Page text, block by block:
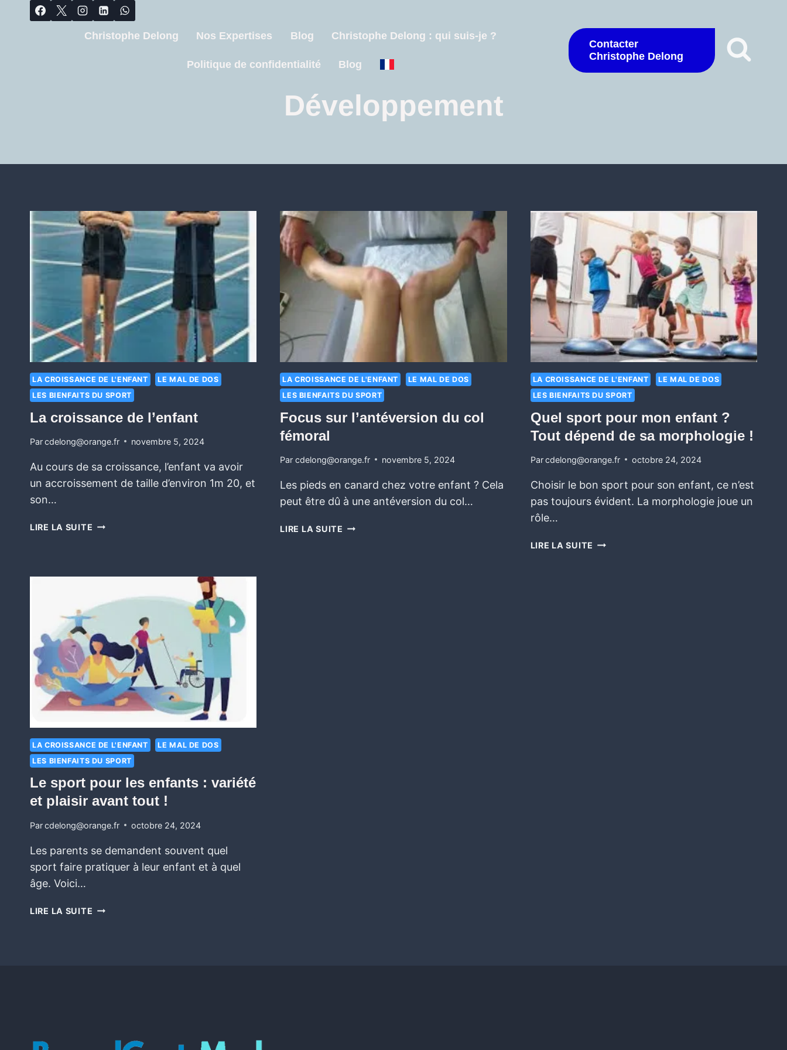
Christophe Delong Nos Expertises Blog Christophe Delong : qui suis-je ?
Politique de confidentialité Blog
Contacter
Christophe Delong
Développement
LA CROISSANCE DE L'ENFANT
LE MAL DE DOS
LES BIENFAITS DU SPORT
La croissance de l’enfant
Parcdelong@orange.fr novembre 5, 2024
Au cours de sa croissance, l’enfant va avoir
un accroissement de taille d’environ 1m 20, et
son…
LIRE LA SUITE
LA CROISSANCE DE L'ENFANT
LE MAL DE DOS
LES BIENFAITS DU SPORT
Focus sur l’antéversion du col
fémoral
Par cdelong@orange.fr novembre 5, 2024
Les pieds en canard chez votre enfant ? Cela
peut être dû à une antéversion du col…
LIRE LA SUITE
LA CROISSANCE DE L'ENFANT
LE MAL DE DOS
LES BIENFAITS DU SPORT
Quel sport pour mon enfant ?
Tout dépend de sa morphologie !
Parcdelong@orange.fr octobre 24, 2024
Choisir le bon sport pour son enfant, ce n’est
pas toujours évident. La morphologie joue un
rôle…
LIRE LA SUITE
LA CROISSANCE DE L'ENFANT
LE MAL DE DOS
LES BIENFAITS DU SPORT
Le sport pour les enfants : variété
et plaisir avant tout !
Parcdelong@orange.fr octobre 24, 2024
Les parents se demandent souvent quel
sport faire pratiquer à leur enfant et à quel
âge. Voici…
LIRE LA SUITE